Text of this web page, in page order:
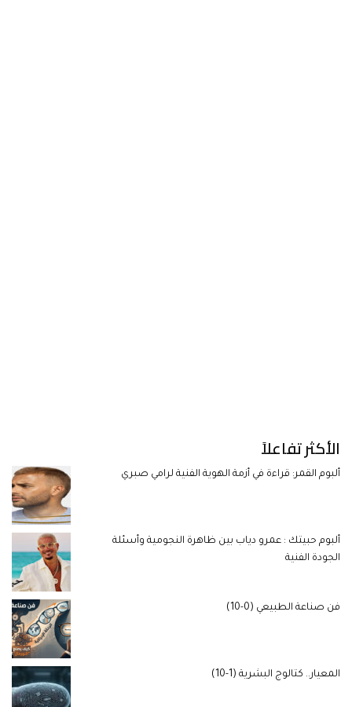
الأكثر تفاعلاً
ألبوم القمر: قراءة في أزمة الهوية الفنية لرامي صبري
ألبوم حبيتك : عمرو دياب بين ظاهرة النجومية وأسئلة
الجودة الفنية
فن صناعة الطبيعي (0-10)
المعيار.. كتالوج البشرية (1-10)